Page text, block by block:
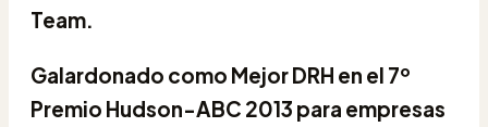
Team.
Galardonado como Mejor DRH en el 7º
Premio Hudson-ABC 2013 para empresas